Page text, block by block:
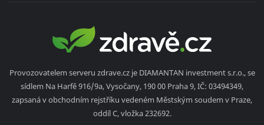
Provozovatelem serveru zdrave.cz je DIAMANTAN investment s.r.o., se
sídlem Na Harfě 916/9a, Vysočany, 190 00 Praha 9, IČ: 03494349,
zapsaná v obchodním rejstříku vedeném Městským soudem v Praze,
oddíl C, vložka 232692.